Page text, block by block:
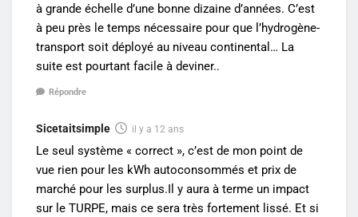
à grande échelle d’une bonne dizaine d’années. C’est
à peu près le temps nécessaire pour que l’hydrogène-
transport soit déployé au niveau continental… La
suite est pourtant facile à deviner..
Répondre
Sicetaitsimple il y a 12 ans
Le seul système « correct », c’est de mon point de
vue rien pour les kWh autoconsommés et prix de
marché pour les surplus.Il y aura à terme un impact
sur le TURPE, mais ce sera très fortement lissé. Et si